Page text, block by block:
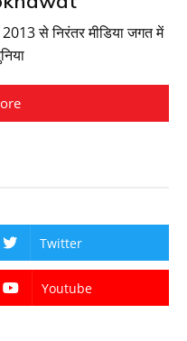
से निरंतर मीडिया जगत में
Twitter
Youtube